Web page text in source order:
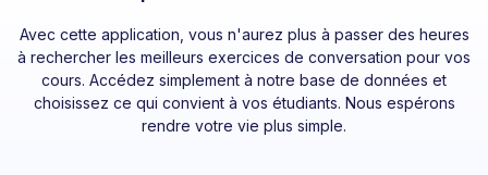
Avec cette application, vous n'aurez plus à passer des heures
à rechercher les meilleurs exercices de conversation pour vos
cours. Accédez simplement à notre base de données et
choisissez ce qui convient à vos étudiants. Nous espérons
rendre votre vie plus simple.